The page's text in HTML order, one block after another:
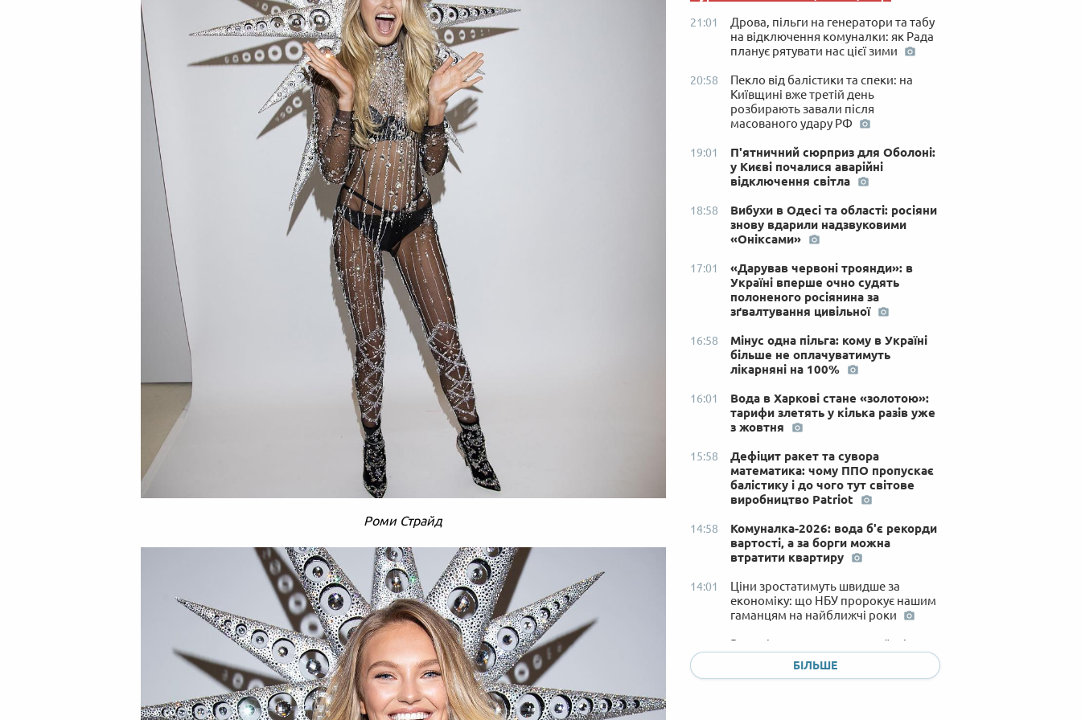
Роми Страйд
21:01
Дрова, пільги на генератори та табу
на відключення комуналки: як Рада
планує рятувати нас цієї зими
20:58
Пекло від балістики та спеки: на
Київщині вже третій день
розбирають завали після
масованого удару РФ
19:01
П'ятничний сюрприз для Оболоні:
у Києві почалися аварійні
відключення світла
18:58
Вибухи в Одесі та області: росіяни
знову вдарили надзвуковими
«Оніксами»
17:01
«Дарував червоні троянди»: в
Україні вперше очно судять
полоненого росіянина за
зґвалтування цивільної
16:58
Мінус одна пільга: кому в Україні
більше не оплачуватимуть
лікарняні на 100%
16:01
Вода в Харкові стане «золотою»:
тарифи злетять у кілька разів уже
з жовтня
15:58
Дефіцит ракет та сувора
математика: чому ППО пропускає
балістику і до чого тут світове
виробництво Patriot
14:58
Комуналка-2026: вода б'є рекорди
вартості, а за борги можна
втратити квартиру
14:01
Ціни зростатимуть швидше за
економіку: що НБУ пророкує нашим
гаманцям на найближчі роки
Рожеві окуляри знято: українці
готуються до війни у 2027 році, але
готові терпіти до перемоги
БІЛЬШЕ